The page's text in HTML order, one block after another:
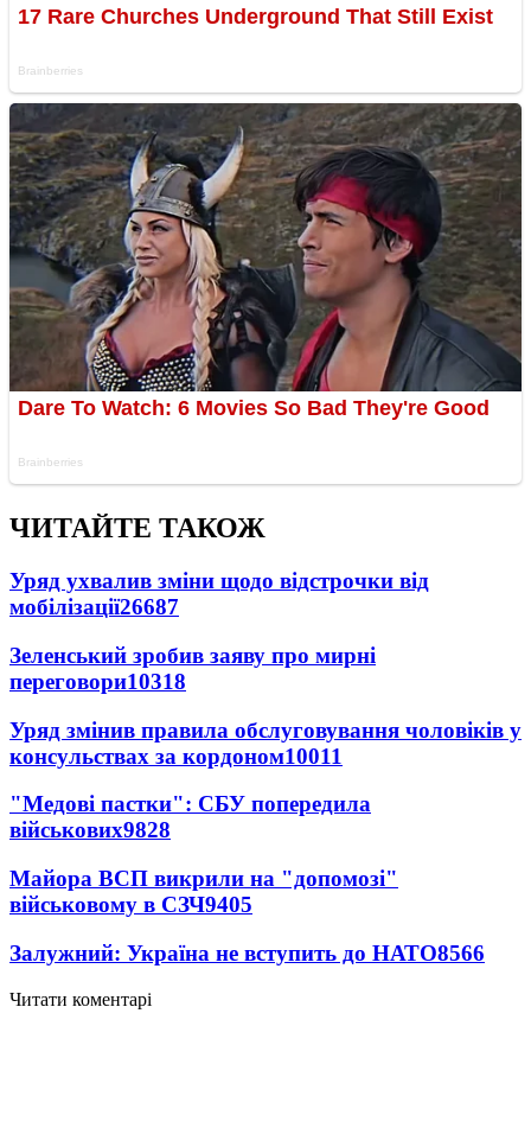
ЧИТАЙТЕ ТАКОЖ
Уряд ухвалив зміни щодо відстрочки від
мобілізації26687
Зеленський зробив заяву про мирні
переговори10318
Уряд змінив правила обслуговування чоловіків у
консульствах за кордоном10011
"Медові пастки": СБУ попередила
військових9828
Майора ВСП викрили на "допомозі"
військовому в СЗЧ9405
Залужний: Україна не вступить до НАТО8566
Читати коментарі